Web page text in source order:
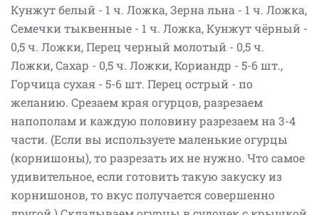
Кунжут белый - 1 ч. Ложка, Зерна льна - 1 ч. Ложка,
Семечки тыквенные - 1 ч. Ложка, Кунжут чёрный -
0,5 ч. Ложки, Перец черный молотый - 0,5 ч.
Ложки, Сахар - 0,5 ч. Ложки, Кориандр - 5-6 шт.,
Горчица сухая - 5-6 шт. Перец острый - по
желанию. Срезаем края огурцов, разрезаем
напополам и каждую половину разрезаем на 3-4
части. (Если вы используете маленькие огурцы
(корнишоны), то разрезать их не нужно. Что самое
удивительное, если готовить такую закуску из
корнишонов, то вкус получается совершенно